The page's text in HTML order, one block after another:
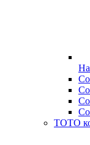
ТОТО